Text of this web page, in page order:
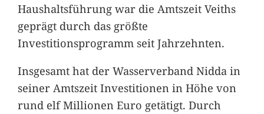
Haushaltsführung war die Amtszeit Veiths
geprägt durch das größte
Investitionsprogramm seit Jahrzehnten.
Insgesamt hat der Wasserverband Nidda in
seiner Amtszeit Investitionen in Höhe von
rund elf Millionen Euro getätigt. Durch